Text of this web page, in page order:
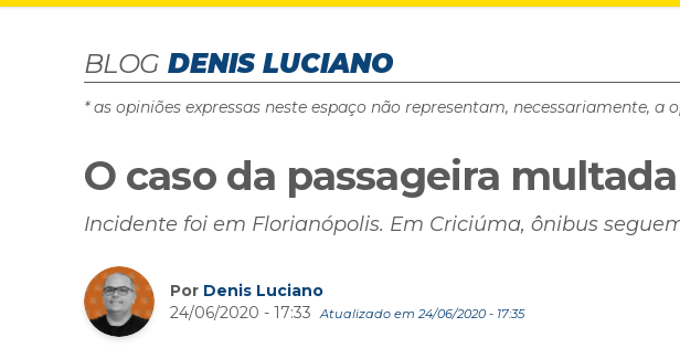
BLOG DENIS LUCIANO
* as opiniões expressas neste espaço não representam, necessariamente, a
O caso da passageira
Incidente foi em Florianópolis. Em Criciúma, ônibus
Por Denis Luciano
24/06/2020 - 17:33
Atualizado em 24/06/2020 - 17:35